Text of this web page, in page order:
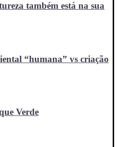
também está na sua
“humana” vs criação
Verde